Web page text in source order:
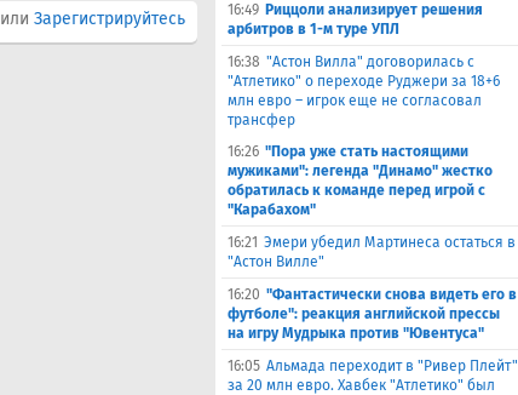
или Зарегистрируйтесь
16:49 Риццоли анализирует решения
арбитров в 1-м туре УПЛ
16:38 "Астон Вилла" договорилась с
"Атлетико" о переходе Руджери за 18+6
млн евро – игрок еще не согласовал
трансфер
16:26 "Пора уже стать настоящими
мужиками": легенда "Динамо" жестко
обратилась к команде перед игрой с
"Карабахом"
16:21 Эмери убедил Мартинеса остаться в
"Астон Вилле"
16:20 "Фантастически снова видеть его в
футболе": реакция английской прессы
на игру Мудрыка против "Ювентуса"
16:05 Альмада переходит в "Ривер Плейт"
за 20 млн евро. Хавбек "Атлетико" был